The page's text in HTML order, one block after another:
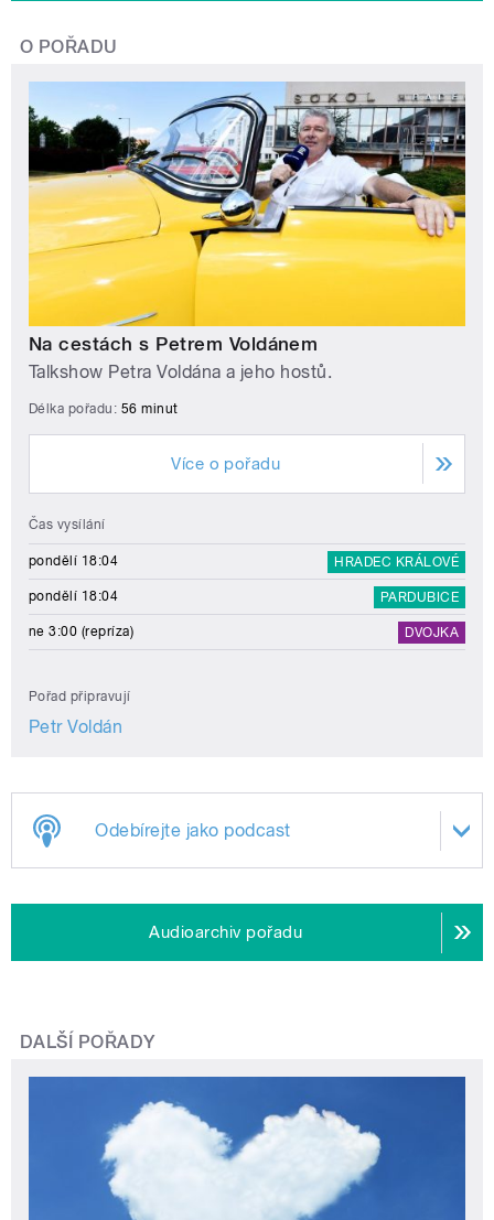
O POŘADU
Na cestách s Petrem Voldánem
Talkshow Petra Voldána a jeho hostů.
Délka pořadu: 56 minut
Více o pořadu
Čas vysílání
pondělí 18:04 HRADEC KRÁLOVÉ
pondělí 18:04 PARDUBICE
ne 3:00 (repríza) DVOJKA
Pořad připravují
Petr Voldán
Odebírejte jako podcast
Audioarchiv pořadu
DALŠÍ POŘADY